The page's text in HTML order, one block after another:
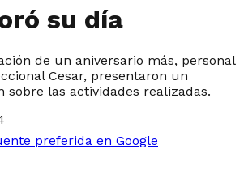
su día
de un aniversario más, personal
Cesar, presentaron un
sobre las actividades realizadas.
preferida en Google